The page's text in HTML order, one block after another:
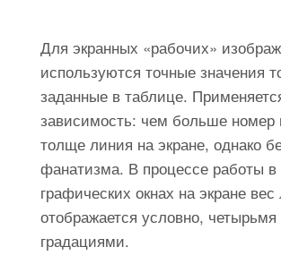
Для экранных «рабочих»
используются точные значения
заданные в таблице.
зависимость: чем больше номер
толще линия на экране, однако
фанатизма. В процессе работы в
графических окнах на экране
отображается условно, четырьмя
градациями.